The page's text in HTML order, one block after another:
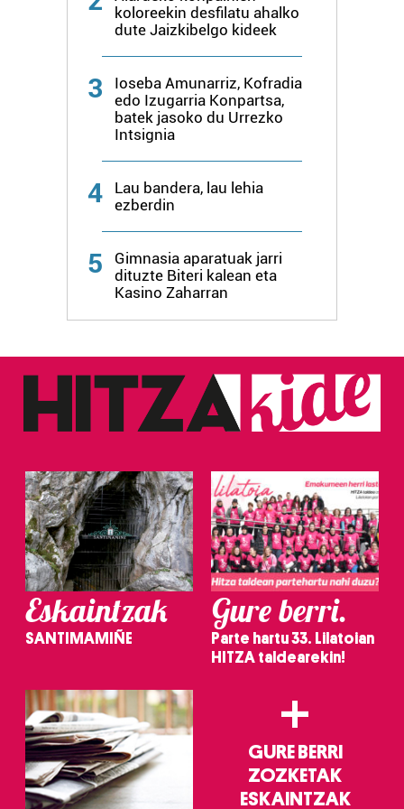
koloreekin desfilatu ahalko
dute Jaizkibelgo kideek
3
Ioseba Amunarriz, Kofradia
edo Izugarria Konpartsa,
batek jasoko du Urrezko
Intsignia
4
Lau bandera, lau lehia
ezberdin
5
Gimnasia aparatuak jarri
dituzte Biteri kalean eta
Kasino Zaharran
Eskaintzak
SANTIMAMIÑE
Gure berri.
Parte hartu 33. Lilatoian
HITZA taldearekin!
+
GURE BERRI
ZOZKETAK
ESKAINTZAK